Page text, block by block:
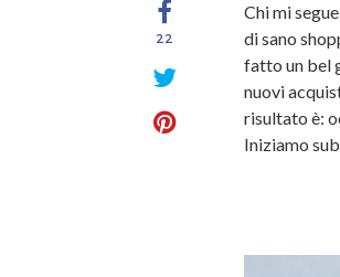
22
Chi mi
di sano
fatto un bel
nuovi
risultato è:
Iniziamo